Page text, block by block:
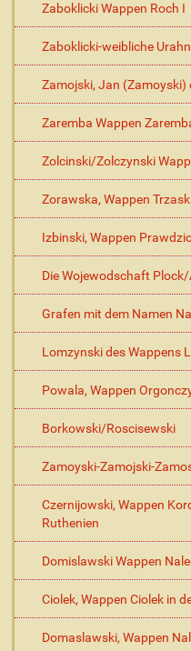
Zaboklicki Wappen Roch I
Zaboklicki-weibliche
Zamojski, Jan (Zamoyski)
Zaremba Wappen
Zolcinski/Zolczynski
Zorawska, Wappen
Izbinski, Wappen Prawdzic
Die Wojewodschaft
Grafen mit dem Namen
Lomzynski des Wappens
Powala, Wappen
Borkowski/Roscisewski
Zamoyski-Zamojski-
Czernijowski, Wappen
Ruthenien
Domislawski Wappen
Ciolek, Wappen Ciolek in
Domaslawski, Wappen